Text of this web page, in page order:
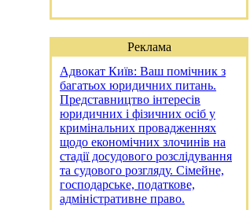
Реклама
Адвокат Київ: Ваш помічник з
багатьох юридичних питань.
Представництво інтересів
юридичних і фізичних осіб у
кримінальних провадженнях
щодо економічних злочинів на
стадії досудового розслідування
та судового розгляду. Сімейне,
господарське, податкове,
адміністративне право.